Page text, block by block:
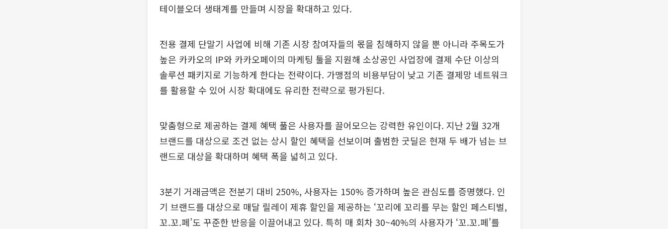
테이블오더 생태계를 만들며 시장을 확대하고 있다.
전용 결제 단말기 사업에 비해 기존 시장 참여자들의 몫을 침해하지 않을 뿐 아니라 주목도가
높은 카카오의 IP와 카카오페이의 마케팅 툴을 지원해 소상공인 사업장에 결제 수단 이상의
솔루션 패키지로 기능하게 한다는 전략이다. 가맹점의 비용부담이 낮고 기존 결제망 네트워크
를 활용할 수 있어 시장 확대에도 유리한 전략으로 평가된다.
맞춤형으로 제공하는 결제 혜택 풀은 사용자를 끌어모으는 강력한 유인이다. 지난 2월 32개
브랜드를 대상으로 조건 없는 상시 할인 혜택을 선보이며 출범한 굿딜은 현재 두 배가 넘는 브
랜드로 대상을 확대하며 혜택 폭을 넓히고 있다.
3분기 거래금액은 전분기 대비 250%, 사용자는 150% 증가하며 높은 관심도를 증명했다. 인
기 브랜드를 대상으로 매달 릴레이 제휴 할인을 제공하는 ‘꼬리에 꼬리를 무는 할인 페스티벌,
꼬.꼬.페’도 꾸준한 반응을 이끌어내고 있다. 특히 매 회차 30~40%의 사용자가 ‘꼬.꼬.페’를